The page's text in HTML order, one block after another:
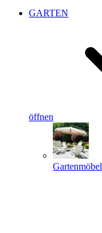
GARTEN
öffnen
Gartenmöbel